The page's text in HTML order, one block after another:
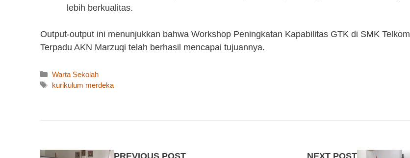
lebih berkualitas.
Output-output ini menunjukkan bahwa Workshop Peningkatan Kapabilitas GTK di SMK Telkom
Terpadu AKN Marzuqi telah berhasil mencapai tujuannya.
Kategori
Warta Sekolah
Tag
kurikulum merdeka
PREVIOUS POST NEXT POST